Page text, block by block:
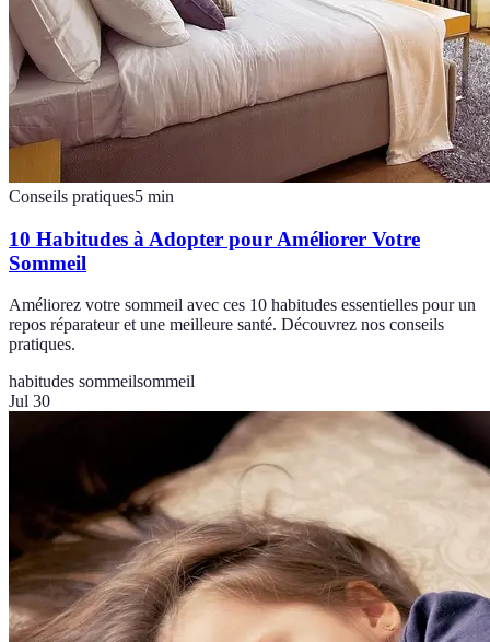
Conseils pratiques5 min
10 Habitudes à Adopter pour Améliorer Votre
Sommeil
Améliorez votre sommeil avec ces 10 habitudes essentielles pour un
repos réparateur et une meilleure santé. Découvrez nos conseils
pratiques.
habitudes sommeilsommeil
Jul 30